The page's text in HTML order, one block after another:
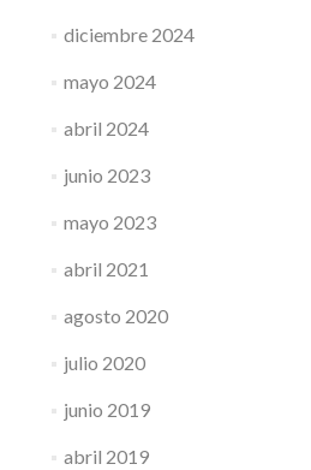
diciembre 2024
mayo 2024
abril 2024
junio 2023
mayo 2023
abril 2021
agosto 2020
julio 2020
junio 2019
abril 2019